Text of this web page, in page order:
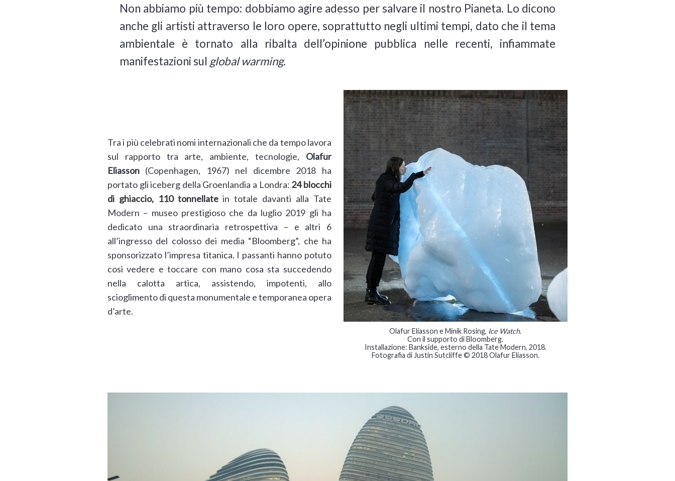
Non abbiamo più tempo: dobbiamo agire adesso per salvare il nostro Pianeta. Lo dicono
anche gli artisti attraverso le loro opere, soprattutto negli ultimi tempi, dato che il tema
ambientale è tornato alla ribalta dell’opinione pubblica nelle recenti, infiammate
manifestazioni sul global warming.
Tra i più celebrati nomi internazionali che da tempo lavora
sul rapporto tra arte, ambiente, tecnologie, Olafur
Eliasson (Copenhagen, 1967) nel dicembre 2018 ha
portato gli iceberg della Groenlandia a Londra: 24 blocchi
di ghiaccio, 110 tonnellatein totale davanti alla Tate
Modern – museo prestigioso che da luglio 2019 gli ha
dedicato una straordinaria retrospettiva – e altri 6
all’ingresso del colosso dei media “Bloomberg”, che ha
sponsorizzato l’impresa titanica. I passanti hanno potuto
così vedere e toccare con mano cosa sta succedendo
nella calotta artica, assistendo, impotenti, allo
scioglimento di questa monumentale e temporanea opera
d’arte.
Olafur Eliasson e Minik Rosing, Ice Watch.
Con il supporto di Bloomberg.
Installazione: Bankside, esterno della Tate Modern, 2018.
Fotografia di Justin Sutcliffe © 2018 Olafur Eliasson.